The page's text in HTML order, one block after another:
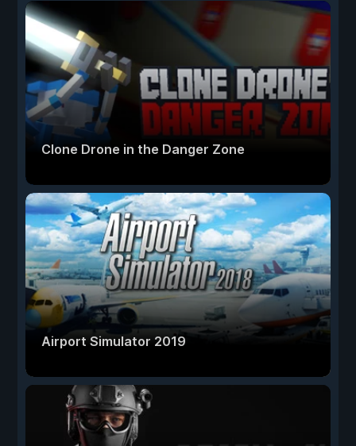
Clone Drone in the Danger Zone
Airport Simulator 2019